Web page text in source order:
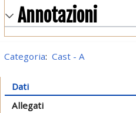
Annotazioni
Categoria: Cast - A
Dati
Allegati